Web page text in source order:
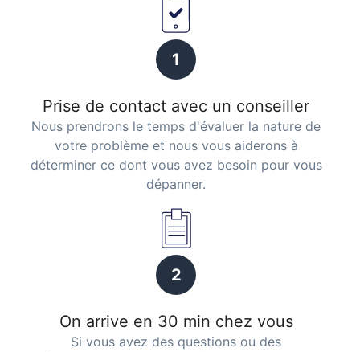
1
Prise de contact avec un conseiller
Nous prendrons le temps d'évaluer la nature de
votre problème et nous vous aiderons à
déterminer ce dont vous avez besoin pour vous
dépanner.
2
On arrive en 30 min chez vous
Si vous avez des questions ou des